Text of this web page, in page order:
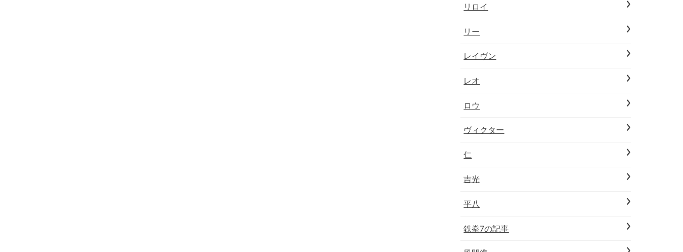
リロイ
リー
レイヴン
レオ
ロウ
ヴィクター
仁
吉光
平八
鉄拳7の記事